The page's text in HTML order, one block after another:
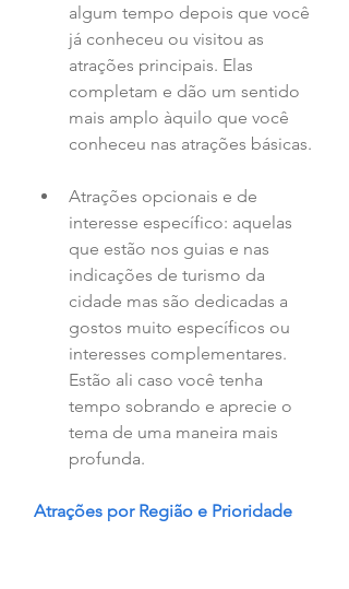
algum tempo depois que você
já conheceu ou visitou as
atrações principais. Elas
completam e dão um sentido
mais amplo àquilo que você
conheceu nas atrações básicas.
Atrações opcionais e de
interesse específico: aquelas
que estão nos guias e nas
indicações de turismo da
cidade mas são dedicadas a
gostos muito específicos ou
interesses complementares.
Estão ali caso você tenha
tempo sobrando e aprecie o
tema de uma maneira mais
profunda.
Atrações por Região e Prioridade